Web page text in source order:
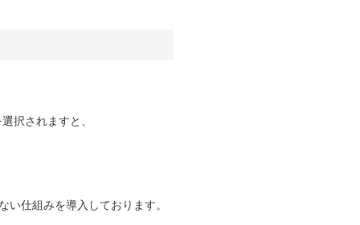
択されますと、
仕組みを導入しております。